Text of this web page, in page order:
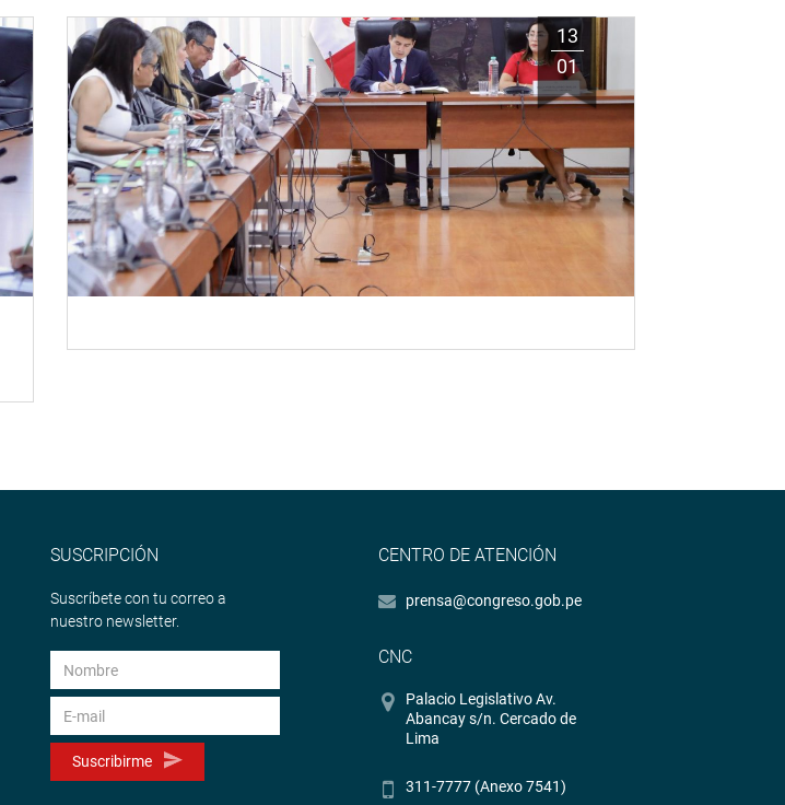
13
01
SUSCRIPCIÓN
Suscríbete con tu correo a
nuestro newsletter.
Suscribirme
CENTRO DE ATENCIÓN
prensa@congreso.gob.pe
CNC
Palacio Legislativo Av.
Abancay s/n. Cercado de
Lima
311-7777 (Anexo 7541)